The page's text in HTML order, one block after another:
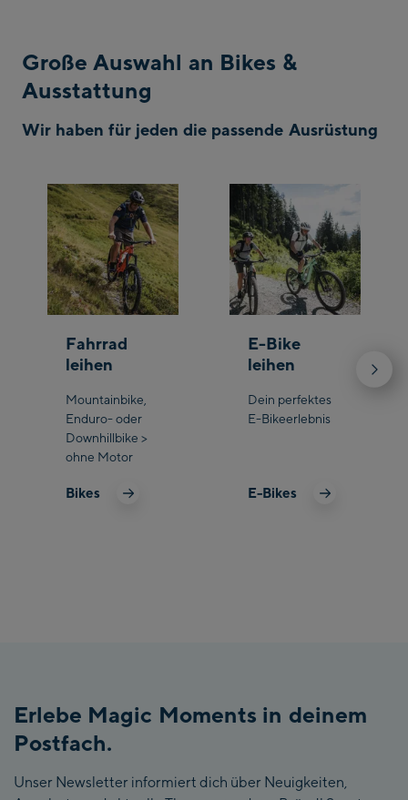
Große Auswahl an Bikes &
Ausstattung
Wir haben für jeden die passende Ausrüstung
Fahrrad
leihen
Mountainbike,
Enduro- oder
Downhillbike >
ohne Motor
Bikes
E-Bike
leihen
Dein perfektes
E-Bikeerlebnis
E-Bikes
Erlebe Magic Moments in deinem
Postfach.
Unser Newsletter informiert dich über Neuigkeiten,